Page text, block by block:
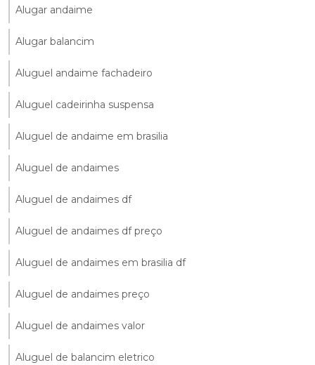
Alugar andaime
Alugar balancim
Aluguel andaime fachadeiro
Aluguel cadeirinha suspensa
Aluguel de andaime em brasilia
Aluguel de andaimes
Aluguel de andaimes df
Aluguel de andaimes df preço
Aluguel de andaimes em brasilia df
Aluguel de andaimes preço
Aluguel de andaimes valor
Aluguel de balancim eletrico